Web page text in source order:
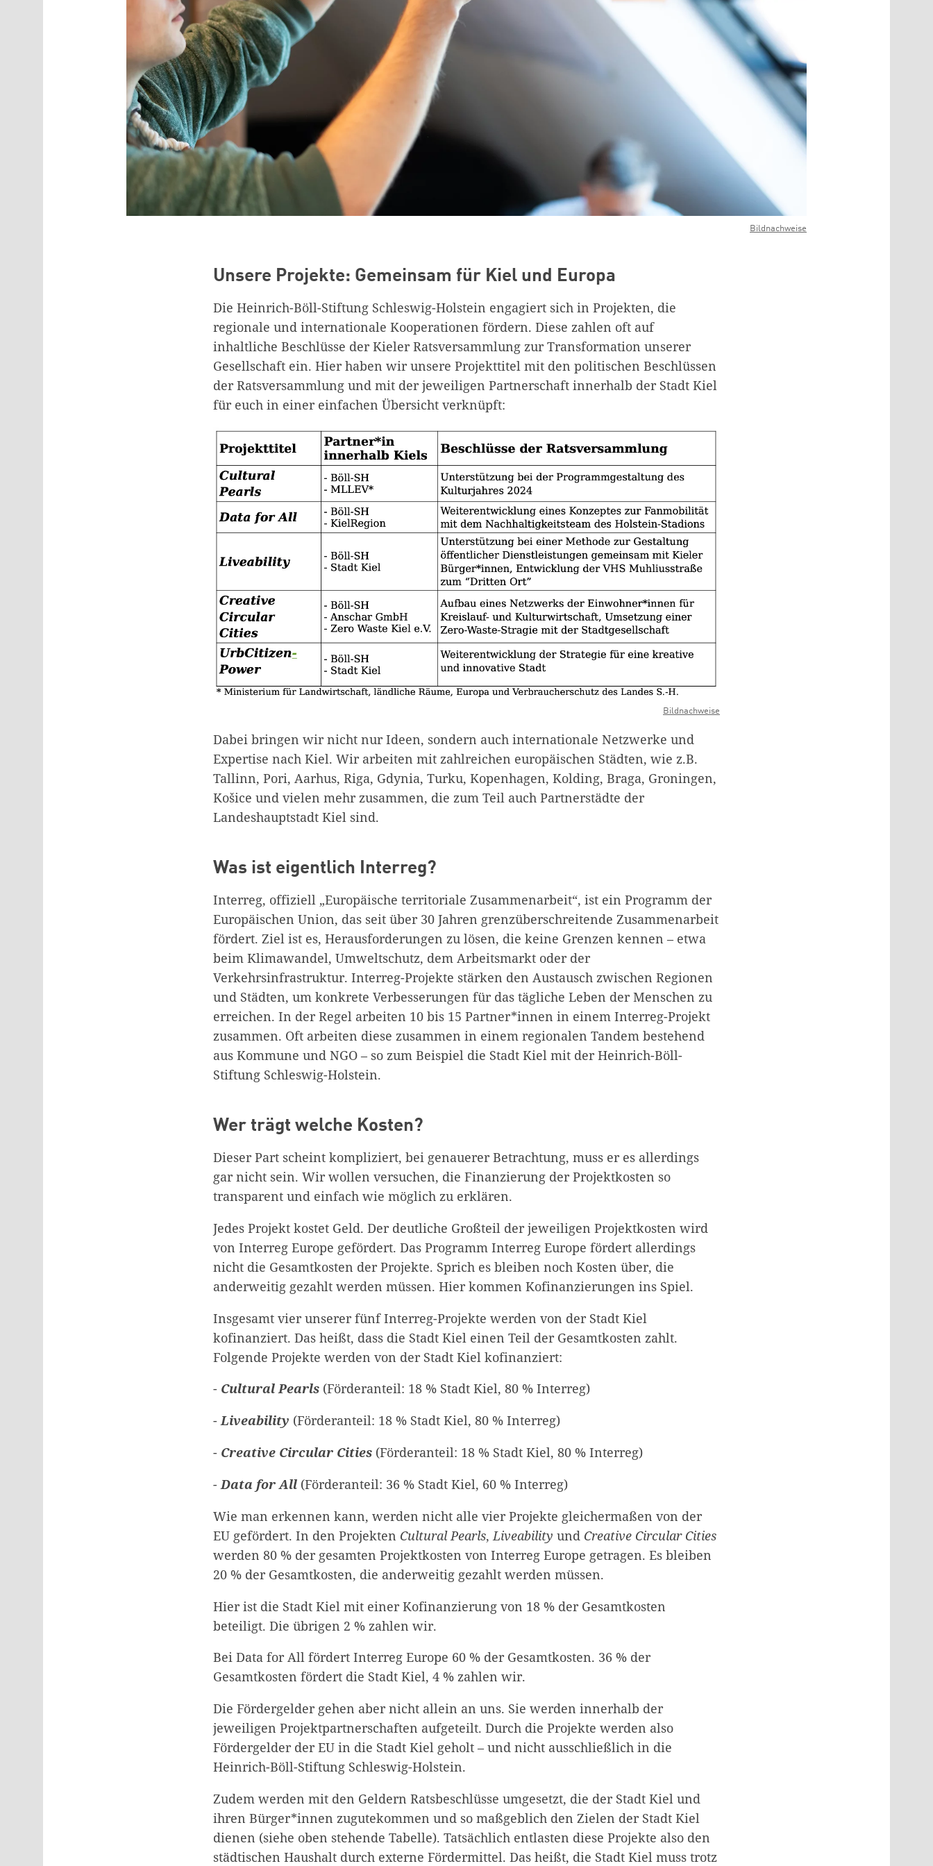
Bildnachweise
Unsere Projekte: Gemeinsam für Kiel und Europa
Die Heinrich-Böll-Stiftung Schleswig-Holstein engagiert sich in Projekten, die
regionale und internationale Kooperationen fördern. Diese zahlen oft auf
inhaltliche Beschlüsse der Kieler Ratsversammlung zur Transformation unserer
Gesellschaft ein. Hier haben wir unsere Projekttitel mit den politischen Beschlüssen
der Ratsversammlung und mit der jeweiligen Partnerschaft innerhalb der Stadt Kiel
für euch in einer einfachen Übersicht verknüpft:
Bildnachweise
Dabei bringen wir nicht nur Ideen, sondern auch internationale Netzwerke und
Expertise nach Kiel. Wir arbeiten mit zahlreichen europäischen Städten, wie z.B.
Tallinn, Pori, Aarhus, Riga, Gdynia, Turku, Kopenhagen, Kolding, Braga, Groningen,
Košice und vielen mehr zusammen, die zum Teil auch Partnerstädte der
Landeshauptstadt Kiel sind.
Was ist eigentlich Interreg?
Interreg, offiziell „Europäische territoriale Zusammenarbeit“, ist ein Programm der
Europäischen Union, das seit über 30 Jahren grenzüberschreitende Zusammenarbeit
fördert. Ziel ist es, Herausforderungen zu lösen, die keine Grenzen kennen – etwa
beim Klimawandel, Umweltschutz, dem Arbeitsmarkt oder der
Verkehrsinfrastruktur. Interreg-Projekte stärken den Austausch zwischen Regionen
und Städten, um konkrete Verbesserungen für das tägliche Leben der Menschen zu
erreichen. In der Regel arbeiten 10 bis 15 Partner*innen in einem Interreg-Projekt
zusammen. Oft arbeiten diese zusammen in einem regionalen Tandem bestehend
aus Kommune und NGO – so zum Beispiel die Stadt Kiel mit der Heinrich-Böll-
Stiftung Schleswig-Holstein.
Wer trägt welche Kosten?
Dieser Part scheint kompliziert, bei genauerer Betrachtung, muss er es allerdings
gar nicht sein. Wir wollen versuchen, die Finanzierung der Projektkosten so
transparent und einfach wie möglich zu erklären.
Jedes Projekt kostet Geld. Der deutliche Großteil der jeweiligen Projektkosten wird
von Interreg Europe gefördert. Das Programm Interreg Europe fördert allerdings
nicht die Gesamtkosten der Projekte. Sprich es bleiben noch Kosten über, die
anderweitig gezahlt werden müssen. Hier kommen Kofinanzierungen ins Spiel.
Insgesamt vier unserer fünf Interreg-Projekte werden von der Stadt Kiel
kofinanziert. Das heißt, dass die Stadt Kiel einen Teil der Gesamtkosten zahlt.
Folgende Projekte werden von der Stadt Kiel kofinanziert:
- Cultural Pearls (Förderanteil: 18 % Stadt Kiel, 80 % Interreg)
-Liveability (Förderanteil: 18 % Stadt Kiel, 80 % Interreg)
- Creative Circular Cities (Förderanteil: 18 % Stadt Kiel, 80 % Interreg)
-Data for All (Förderanteil: 36 % Stadt Kiel, 60 % Interreg)
Wie man erkennen kann, werden nicht alle vier Projekte gleichermaßen von der
EU gefördert. In den Projekten Cultural Pearls, Liveability und Creative Circular Cities
werden 80 % der gesamten Projektkosten von Interreg Europe getragen. Es bleiben
20 % der Gesamtkosten, die anderweitig gezahlt werden müssen.
Hier ist die Stadt Kiel mit einer Kofinanzierung von 18 % der Gesamtkosten
beteiligt. Die übrigen 2 % zahlen wir.
Bei Data for All fördert Interreg Europe 60 % der Gesamtkosten. 36 % der
Gesamtkosten fördert die Stadt Kiel, 4 % zahlen wir.
Die Fördergelder gehen aber nicht allein an uns. Sie werden innerhalb der
jeweiligen Projektpartnerschaften aufgeteilt. Durch die Projekte werden also
Fördergelder der EU in die Stadt Kiel geholt – und nicht ausschließlich in die
Heinrich-Böll-Stiftung Schleswig-Holstein.
Zudem werden mit den Geldern Ratsbeschlüsse umgesetzt, die der Stadt Kiel und
ihren Bürger*innen zugutekommen und so maßgeblich den Zielen der Stadt Kiel
dienen (siehe oben stehende Tabelle). Tatsächlich entlasten diese Projekte also den
städtischen Haushalt durch externe Fördermittel. Das heißt, die Stadt Kiel muss trotz